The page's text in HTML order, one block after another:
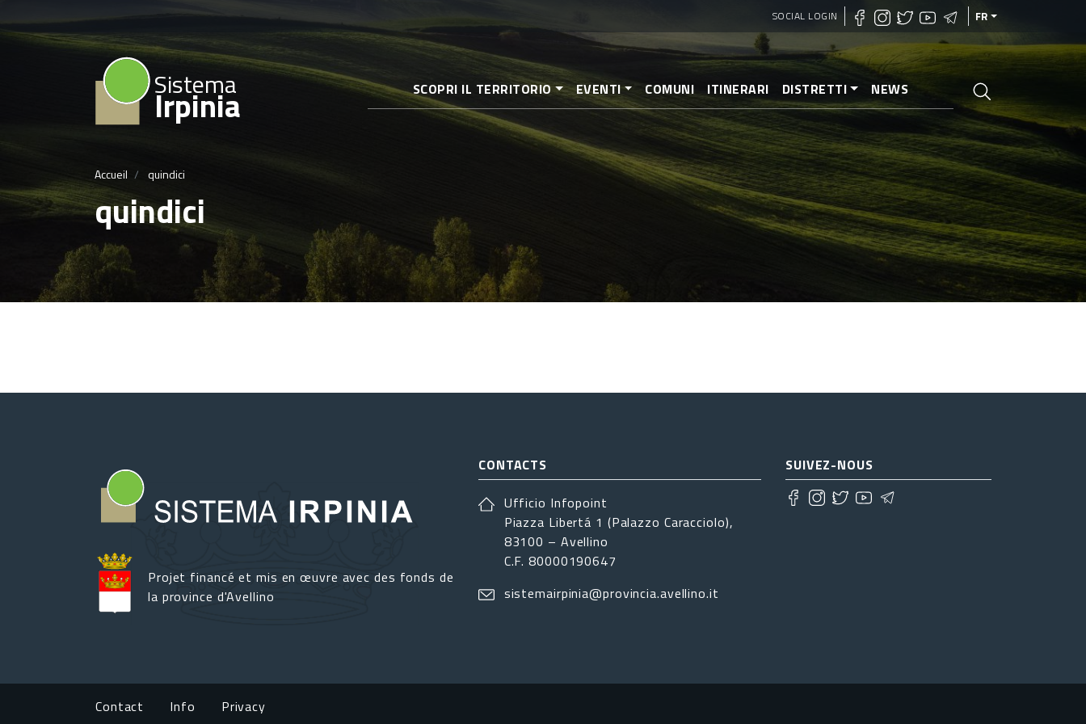
au
principal
SOCIAL LOGIN FR
Sistema
Irpinia SCOPRI IL TERRITORIO EVENTI COMUNI ITINERARI DISTRETTI NEWS
Accueil quindici
quindici
Projet financé et mis en œuvre avec des fonds de
la province d'Avellino
CONTACTS
Ufficio Infopoint
Piazza Libertá 1 (Palazzo Caracciolo),
83100 – Avellino
C.F. 80000190647
sistemairpinia@provincia.avellino.it
SUIVEZ-NOUS
Footer menu
Contact Info Privacy